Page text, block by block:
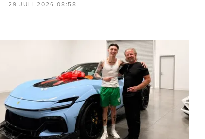
29 JULI 2026 08:58